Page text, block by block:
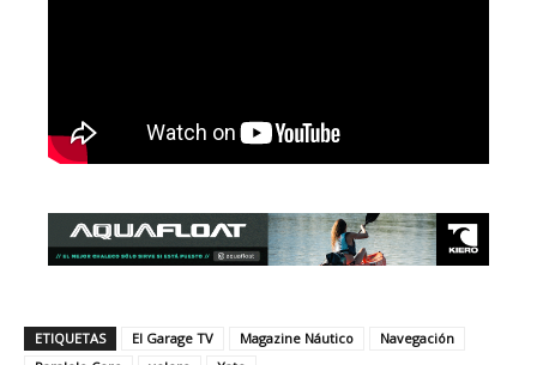
ETIQUETAS El Garage TV Magazine Náutico
Navegación